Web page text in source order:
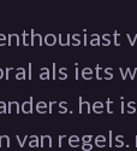
als iets
het
van